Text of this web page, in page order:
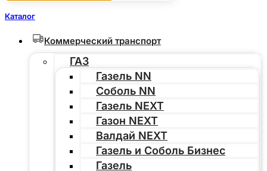
Каталог
Коммерческий транспорт
ГАЗ
Газель NN
Соболь NN
Газель NEXT
Газон NEXT
Валдай NEXT
Газель и Соболь Бизнес
Газель